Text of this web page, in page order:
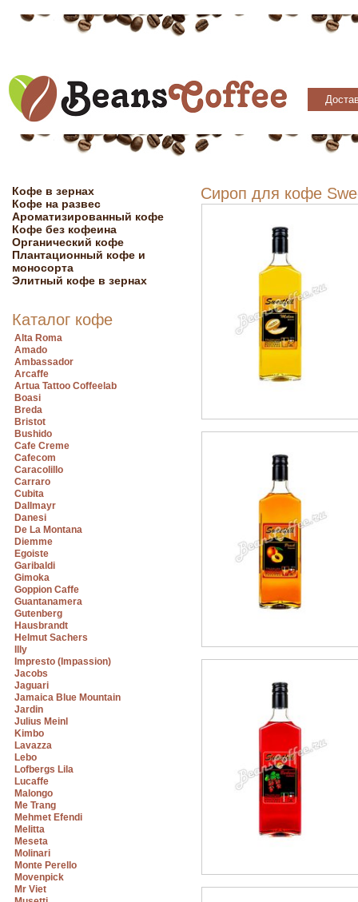
Кофе в зернах
Кофе на развес
Ароматизированный кофе
Кофе без кофеина
Органический кофе
Плантационный кофе и
моносорта
Элитный кофе в зернах
Каталог кофе
Alta Roma
Amado
Ambassador
Arcaffe
Artua Tattoo Coffeelab
Boasi
Breda
Bristot
Bushido
Cafe Creme
Cafecom
Caracolillo
Carraro
Cubita
Dallmayr
Danesi
De La Montana
Diemme
Egoiste
Garibaldi
Gimoka
Goppion Caffe
Guantanamera
Gutenberg
Hausbrandt
Helmut Sachers
Illy
Impresto (Impassion)
Jacobs
Jaguari
Jamaica Blue Mountain
Jardin
Julius Meinl
Kimbo
Lavazza
Lebo
Lofbergs Lila
Lucaffe
Malongo
Me Trang
Mehmet Efendi
Melitta
Meseta
Molinari
Monte Perello
Movenpick
Mr Viet
Сироп для кофе